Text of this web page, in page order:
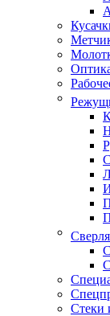
Стеки